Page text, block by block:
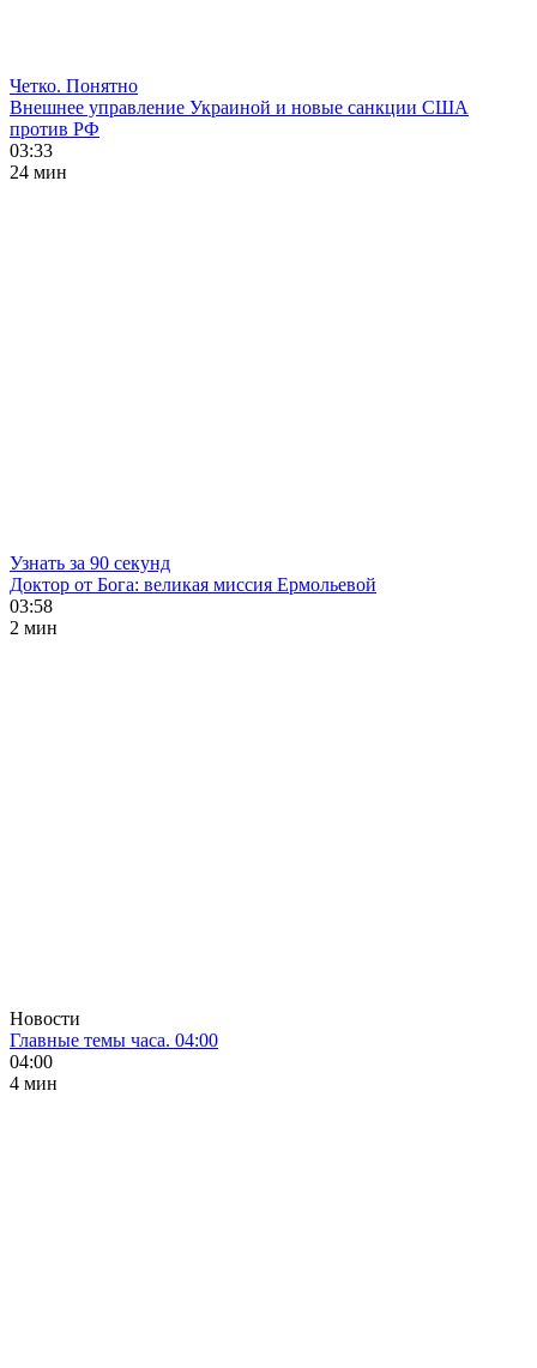
Четко. Понятно
Внешнее управление Украиной и новые санкции США
против РФ
03:33
24 мин
Узнать за 90 секунд
Доктор от Бога: великая миссия Ермольевой
03:58
2 мин
Новости
Главные темы часа. 04:00
04:00
4 мин